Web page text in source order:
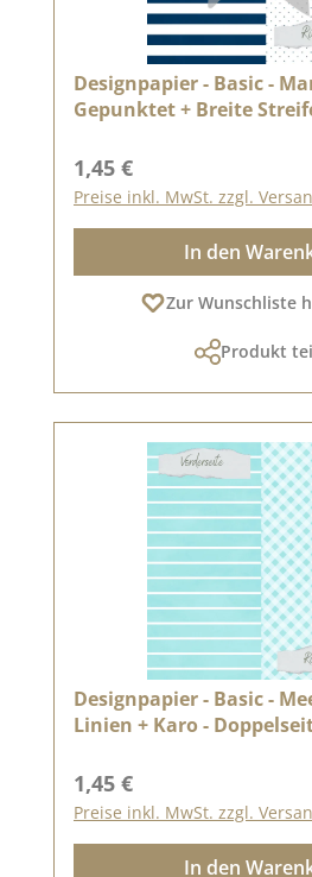
Designpapier - Basic -
Gepunktet + Breite
Regulärer Preis:
1,45 €
Preise inkl. MwSt. zzgl.
In den
Zur Wunschliste
Produkt
Designpapier - Basic -
Linien + Karo -
Regulärer Preis:
1,45 €
Preise inkl. MwSt. zzgl.
In den